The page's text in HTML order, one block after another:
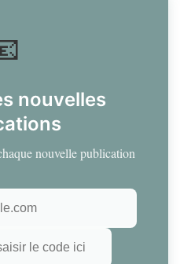
nouvelles
nouvelle publication